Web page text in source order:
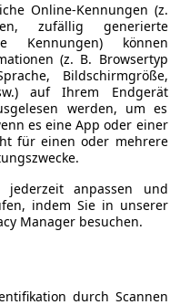
Online-Kennungen (z.
zufällig generierte
Kennungen) können
(z. B. Browsertyp
Bildschirmgröße,
auf Ihrem Endgerät
werden, um es
es eine App oder einer
für einen oder mehrere
jederzeit anpassen und
indem Sie in unserer
Manager besuchen.
durch Scannen